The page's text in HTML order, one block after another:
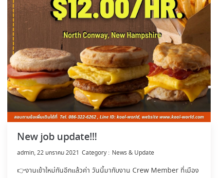
New job update!!!
by
admin 22 มกราคม 2021 News & Update
👉งานเข้าใหม่กันอีกแล้วค่า วันนี้มากับงาน Crew Member ที่เมือง